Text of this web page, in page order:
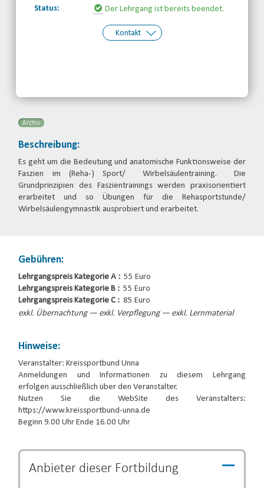
Status: Der Lehrgang ist bereits beendet.
Kontakt
Email
Archiv
Beschreibung:
Es geht um die Bedeutung und anatomische Funktionsweise der
Faszien im (Reha-) Sport/ Wirbelsäulentraining. Die
Grundprinzipien des Faszientrainings werden praxisorientiert
erarbeitet und so Übungen für die Rehasportstunde/
Wirbelsäulengymnastik ausprobiert und erarbeitet.
Gebühren:
Lehrgangspreis Kategorie A : 55 Euro
Lehrgangspreis Kategorie B : 55 Euro
Lehrgangspreis Kategorie C : 85 Euro
exkl. Übernachtung — exkl. Verpflegung — exkl. Lernmaterial
Hinweise:
Veranstalter: Kreissportbund Unna
Anmeldungen und Informationen zu diesem Lehrgang
erfolgen ausschließlich über den Veranstalter.
Nutzen Sie die WebSite des Veranstalters:
https://www.kreissportbund-unna.de
Beginn 9.00 Uhr Ende 16.00 Uhr
Anbieter dieser Fortbildung